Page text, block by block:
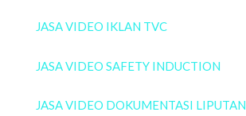
JASA VIDEO IKLAN TVC
JASA VIDEO SAFETY INDUCTION
JASA VIDEO DOKUMENTASI LIPUTAN